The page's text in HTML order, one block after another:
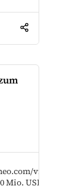
video/
USD teure